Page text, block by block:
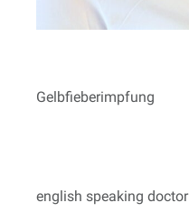
Gelbfieberimpfung
english speaking doctor